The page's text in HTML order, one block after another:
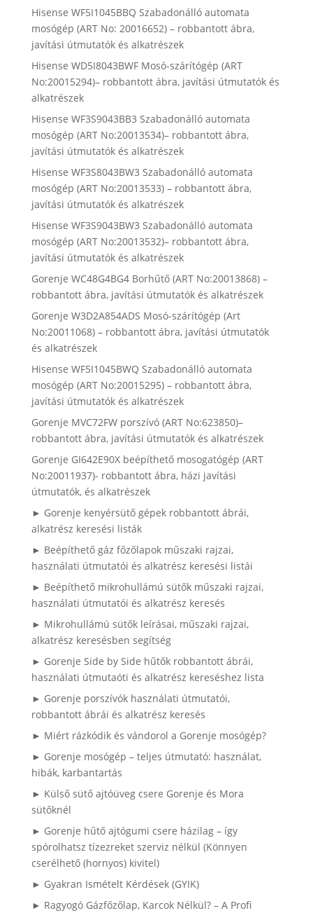
Hisense WF5I1045BBQ Szabadonálló automata
mosógép (ART No: 20016652) – robbantott ábra,
javítási útmutatók és alkatrészek
Hisense WD5I8043BWF Mosó-szárítógép (ART
No:20015294)– robbantott ábra, javítási útmutatók és
alkatrészek
Hisense WF3S9043BB3 Szabadonálló automata
mosógép (ART No:20013534)– robbantott ábra,
javítási útmutatók és alkatrészek
Hisense WF3S8043BW3 Szabadonálló automata
mosógép (ART No:20013533) – robbantott ábra,
javítási útmutatók és alkatrészek
Hisense WF3S9043BW3 Szabadonálló automata
mosógép (ART No:20013532)– robbantott ábra,
javítási útmutatók és alkatrészek
Gorenje WC48G4BG4 Borhűtő (ART No:20013868) –
robbantott ábra, javítási útmutatók és alkatrészek
Gorenje W3D2A854ADS Mosó-szárítógép (Art
No:20011068) – robbantott ábra, javítási útmutatók
és alkatrészek
Hisense WF5I1045BWQ Szabadonálló automata
mosógép (ART No:20015295) – robbantott ábra,
javítási útmutatók és alkatrészek
Gorenje MVC72FW porszívó (ART No:623850)–
robbantott ábra, javítási útmutatók és alkatrészek
Gorenje GI642E90X beépíthető mosogatógép (ART
No:20011937)- robbantott ábra, házi javítási
útmutatók, és alkatrészek
► Gorenje kenyérsütő gépek robbantott ábrái,
alkatrész keresési listák
► Beépíthető gáz főzőlapok műszaki rajzai,
használati útmutatói és alkatrész keresési listái
► Beépíthető mikrohullámú sütők műszaki rajzai,
használati útmutatói és alkatrész keresés
► Mikrohullámú sütők leírásai, műszaki rajzai,
alkatrész keresésben segítség
► Gorenje Side by Side hűtők robbantott ábrái,
használati útmutaóti és alkatrész kereséshez lista
► Gorenje porszívók használati útmutatói,
robbantott ábrái és alkatrész keresés
► Miért rázkódik és vándorol a Gorenje mosógép?
► Gorenje mosógép – teljes útmutató: használat,
hibák, karbantartás
► Külső sütő ajtóüveg csere Gorenje és Mora
sütőknél
► Gorenje hűtő ajtógumi csere házilag – így
spórolhatsz tízezreket szerviz nélkül (Könnyen
cserélhető (hornyos) kivitel)
► Gyakran Ismételt Kérdések (GYIK)
► Ragyogó Gázfőzőlap, Karcok Nélkül? – A Profi